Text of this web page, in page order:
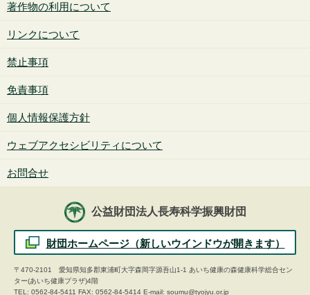
著作物の利用について
リンクについて
禁止事項
免責事項
個人情報保護方針
ウェブアクセシビリティについて
お問合せ
公益財団法人長寿科学振興財団
財団ホームページ（新しいウインドウが開きます）
〒470-2101 愛知県知多郡東浦町大字森岡字源吾山1-1 あいち健康の森健康科学総合セン
ター(あいち健康プラザ)4階
TEL: 0562-84-5411 FAX: 0562-84-5414 E-mail: soumu@tyojyu.or.jp